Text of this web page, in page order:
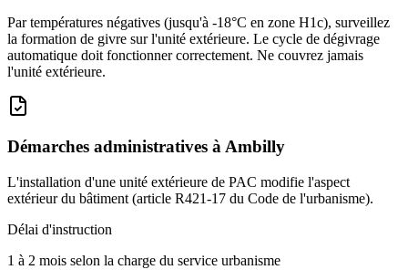
Par températures négatives (jusqu'à -18°C en zone H1c), surveillez
la formation de givre sur l'unité extérieure. Le cycle de dégivrage
automatique doit fonctionner correctement. Ne couvrez jamais
l'unité extérieure.
Démarches administratives àAmbilly
L'installation d'une unité extérieure de PAC modifie l'aspect
extérieur du bâtiment (article R421-17 du Code de l'urbanisme).
Délai d'instruction
1 à 2 mois selon la charge du service urbanisme